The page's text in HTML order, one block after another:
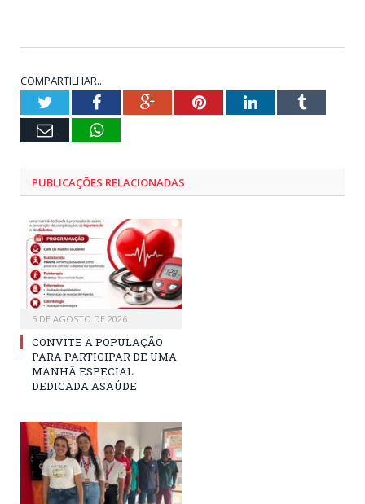
COMPARTILHAR...
TwitterFacebookGoogle+PinterestLinkedInTumblr
E-
WhatsApp
PUBLICAÇÕES RELACIONADAS
5 DE AGOSTO DE 2026
CONVITE A POPULAÇÃO
PARA PARTICIPAR DE UMA
MANHÃ ESPECIAL
DEDICADA ASAÚDE